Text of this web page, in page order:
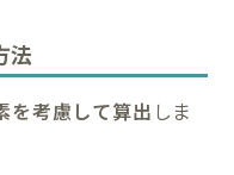
法
を考慮して算出 しま